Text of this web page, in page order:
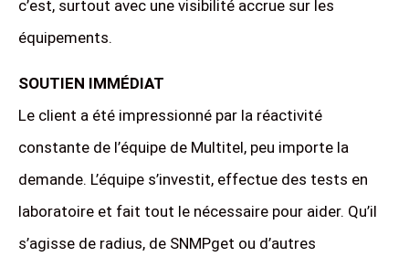
c’est, surtout avec une visibilité accrue sur les
équipements.
SOUTIEN IMMÉDIAT
Le client a été impressionné par la réactivité
constante de l’équipe de Multitel, peu importe la
demande. L’équipe s’investit, effectue des tests en
laboratoire et fait tout le nécessaire pour aider. Qu’il
s’agisse de radius, de SNMPget ou d’autres